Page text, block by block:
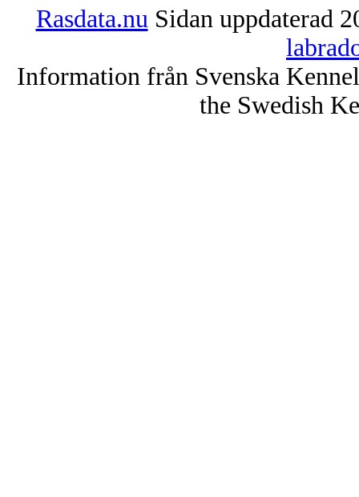
Rasdata.nu Sidan uppdaterad
Information från Svenska
the Swedish